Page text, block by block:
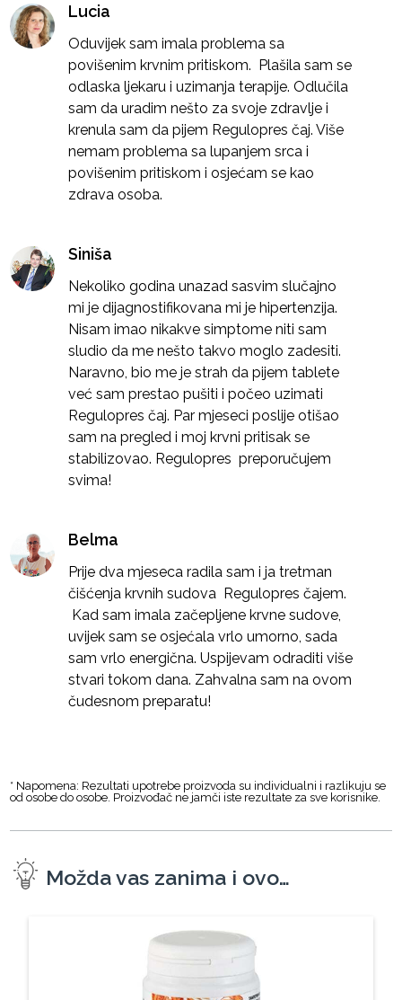
Lucia
Oduvijek sam imala problema sa
povišenim krvnim pritiskom. Plašila sam se
odlaska ljekaru i uzimanja terapije. Odlučila
sam da uradim nešto za svoje zdravlje i
krenula sam da pijem Regulopres čaj. Više
nemam problema sa lupanjem srca i
povišenim pritiskom i osjećam se kao
zdrava osoba.
Siniša
Nekoliko godina unazad sasvim slučajno
mi je dijagnostifikovana mi je hipertenzija.
Nisam imao nikakve simptome niti sam
sludio da me nešto takvo moglo zadesiti.
Naravno, bio me je strah da pijem tablete
već sam prestao pušiti i počeo uzimati
Regulopres čaj. Par mjeseci poslije otišao
sam na pregled i moj krvni pritisak se
stabilizovao. Regulopres preporučujem
svima!
Belma
Prije dva mjeseca radila sam i ja tretman
čišćenja krvnih sudova Regulopres čajem.
Kad sam imala začepljene krvne sudove,
uvijek sam se osjećala vrlo umorno, sada
sam vrlo energična. Uspijevam odraditi više
stvari tokom dana. Zahvalna sam na ovom
čudesnom preparatu!
* Napomena: Rezultati upotrebe proizvoda su individualni i razlikuju se
od osobe do osobe. Proizvođač ne jamči iste rezultate za sve korisnike.
Možda vas zanima i ovo…